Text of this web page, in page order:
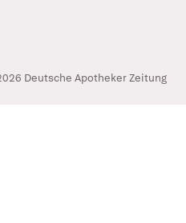
Deutsche Apotheker Zeitung